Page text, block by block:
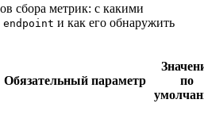
сбора метрик: с какими
endpoint и как его обнаружить
Обязательный параметр
по